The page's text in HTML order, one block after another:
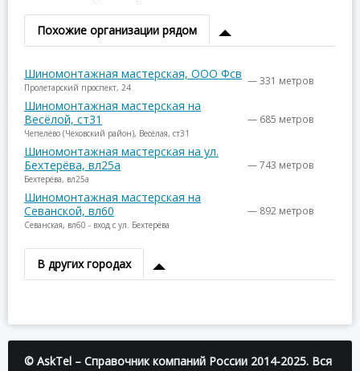
Похожие организации рядом
Шиномонтажная мастерская, ООО Фсв
Пролетарский проспект, 24 — 331 метров
Шиномонтажная мастерская на
Весёлой, ст31
Чепелёво (Чеховский район), Весёлая, ст31
— 685 метров
Шиномонтажная мастерская на ул.
Бехтерёва, вл25а
Бехтерёва, вл25а
— 743 метров
Шиномонтажная мастерская на
Севанской, вл60
Севанская, вл60 - вход с ул. Бехтерёва
— 892 метров
В других городах
© AskTel – Справочник компаний России 2014-2025. Вся